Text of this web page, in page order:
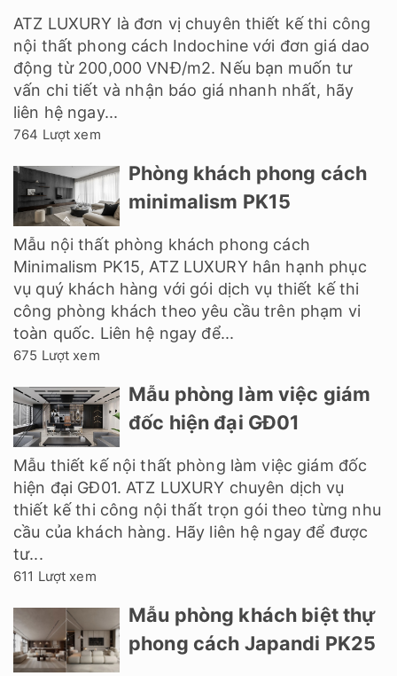
ATZ LUXURY là đơn vị chuyên thiết kế thi công
nội thất phong cách Indochine với đơn giá dao
động từ 200,000 VNĐ/m2. Nếu bạn muốn tư
vấn chi tiết và nhận báo giá nhanh nhất, hãy
liên hệ ngay...
764 Lượt xem
Phòng khách phong cách
minimalism PK15
Mẫu nội thất phòng khách phong cách
Minimalism PK15, ATZ LUXURY hân hạnh phục
vụ quý khách hàng với gói dịch vụ thiết kế thi
công phòng khách theo yêu cầu trên phạm vi
toàn quốc. Liên hệ ngay để...
675 Lượt xem
Mẫu phòng làm việc giám
đốc hiện đại GĐ01
Mẫu thiết kế nội thất phòng làm việc giám đốc
hiện đại GĐ01. ATZ LUXURY chuyên dịch vụ
thiết kế thi công nội thất trọn gói theo từng nhu
cầu của khách hàng. Hãy liên hệ ngay để được
tư...
611 Lượt xem
Mẫu phòng khách biệt thự
phong cách Japandi PK25